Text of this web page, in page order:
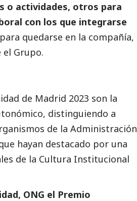
o actividades, otros para
con los que integrarse
quedarse en la compañía,
Grupo.
de Madrid 2023 son la
distinguiendo a
de la Administración
hayan destacado por una
de la Cultura Institucional
ONG el Premio